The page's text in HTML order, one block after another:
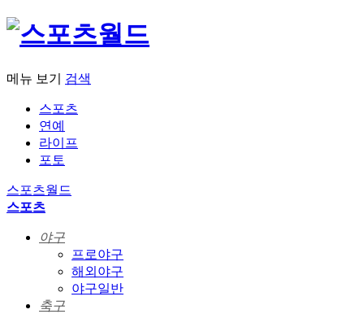
메뉴 보기 검색
스포츠
연예
라이프
포토
스포츠월드
스포츠
야구
프로야구
해외야구
야구일반
축구